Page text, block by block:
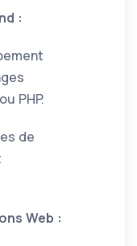
:
PHP.
de
Web :